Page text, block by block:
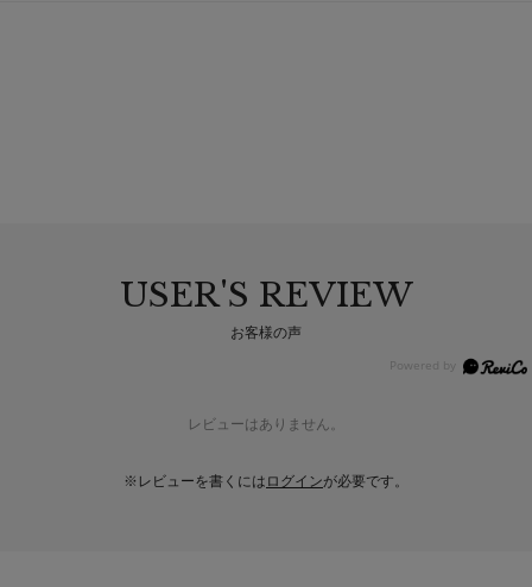
USER'S REVIEW
お客様の声
レビューはありません。
※レビューを書くには ログインが必要です。